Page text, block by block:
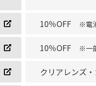
10％OFF ※電
10％OFF ※一
クリアレンズ